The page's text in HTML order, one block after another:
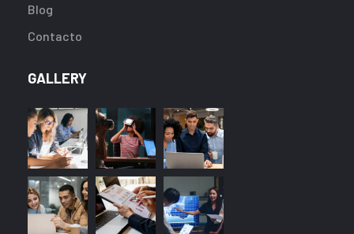
Blog
Contacto
GALLERY